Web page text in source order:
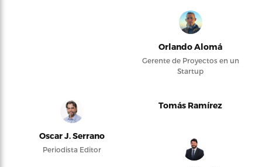
Orlando Alomá
Gerente de Proyectos en un
Startup
Oscar J. Serrano
Periodista Editor
Tomás Ramírez